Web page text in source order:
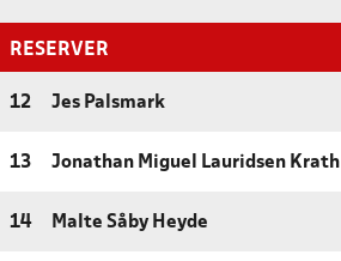
RESERVER
12 Jes Palsmark
13 Jonathan Miguel Lauridsen Krath
14 Malte Såby Heyde